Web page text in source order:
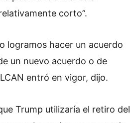
corto”.
logramos hacer un acuerdo
un nuevo acuerdo o de
entró en vigor, dijo.
Trump utilizaría el retiro del